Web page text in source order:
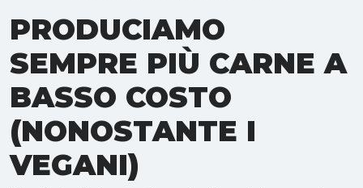
PRODUCIAMO
SEMPRE PIÙ CARNE A
BASSO COSTO
(NONOSTANTE I
VEGANI)